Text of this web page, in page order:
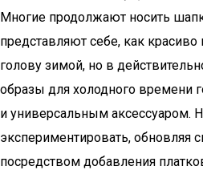
Многие продолжают носить
представляют себе, как красиво
голову зимой, но в
образы для холодного времени
и универсальным аксессуаром.
экспериментировать, обновляя
посредством добавления